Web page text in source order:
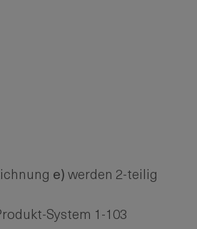
e) werden 2-teilig
System 1-103